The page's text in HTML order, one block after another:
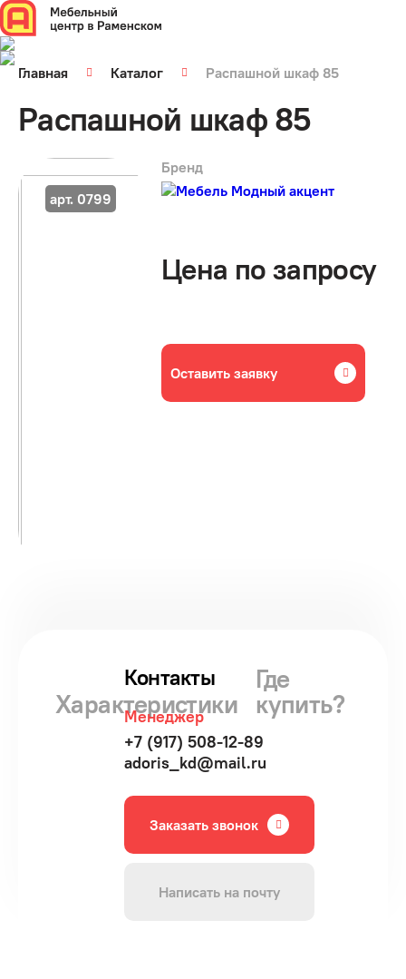
Главная Каталог Распашной шкаф 85
Распашной шкаф 85
арт. 0799
Бренд
Цена по запросу
Оставить заявку
Характеристики
Где
купить?
Контакты
Менеджер
+7 (917) 508-12-89
adoris_kd@mail.ru
Заказать звонок
Написать на почту